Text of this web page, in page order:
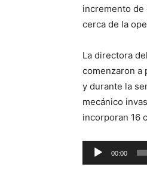
incremento de
cerca de la
La directora
comenzaron a
y durante la
mecánico
incorporan 16
Reproductor
de
00:00